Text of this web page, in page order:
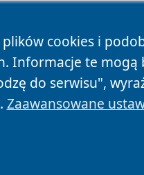
plików cookies i
Informacje te
do serwisu",
. Zaawansowane